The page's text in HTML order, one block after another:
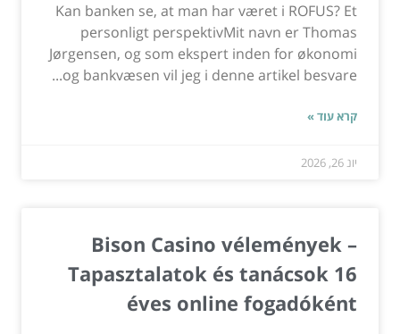
Kan banken se, at man har været i ROFUS? Et
personligt perspektivMit navn er Thomas
Jørgensen, og som ekspert inden for økonomi
og bankvæsen vil jeg i denne artikel besvare...
קרא עוד »
יונ 26, 2026
Bison Casino vélemények –
Tapasztalatok és tanácsok 16
éves online fogadóként